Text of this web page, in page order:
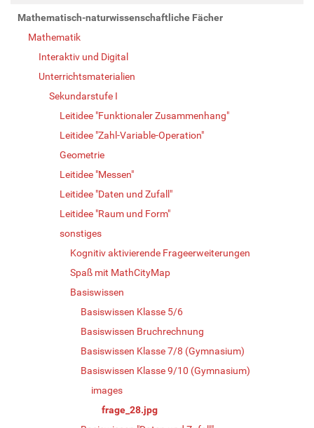
Mathematisch-naturwissenschaftliche Fächer
Mathematik
Interaktiv und Digital
Unterrichtsmaterialien
Sekundarstufe I
Leitidee "Funktionaler Zusammenhang"
Leitidee "Zahl-Variable-Operation"
Geometrie
Leitidee "Messen"
Leitidee "Daten und Zufall"
Leitidee "Raum und Form"
sonstiges
Kognitiv aktivierende Frageerweiterungen
Spaß mit MathCityMap
Basiswissen
Basiswissen Klasse 5/6
Basiswissen Bruchrechnung
Basiswissen Klasse 7/8 (Gymnasium)
Basiswissen Klasse 9/10 (Gymnasium)
images
frage_28.jpg